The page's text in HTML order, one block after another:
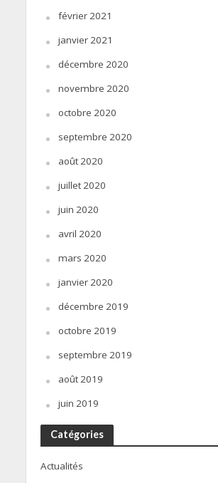
février 2021
janvier 2021
décembre 2020
novembre 2020
octobre 2020
septembre 2020
août 2020
juillet 2020
juin 2020
avril 2020
mars 2020
janvier 2020
décembre 2019
octobre 2019
septembre 2019
août 2019
juin 2019
Catégories
Actualités